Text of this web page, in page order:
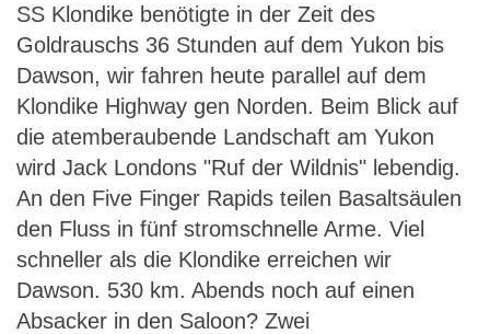
SS Klondike benötigte in der Zeit des
Goldrauschs 36 Stunden auf dem Yukon bis
Dawson, wir fahren heute parallel auf dem
Klondike Highway gen Norden. Beim Blick auf
die atemberaubende Landschaft am Yukon
wird Jack Londons "Ruf der Wildnis" lebendig.
An den Five Finger Rapids teilen Basaltsäulen
den Fluss in fünf stromschnelle Arme. Viel
schneller als die Klondike erreichen wir
Dawson. 530 km. Abends noch auf einen
Absacker in den Saloon? Zwei